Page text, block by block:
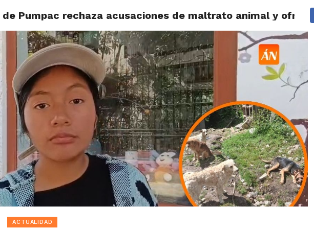
ACTUALIDAD HUARAZ ÁNCASH TÚ ELIGES 2026 POLICIALES
de Pumpac rechaza acusaciones de maltrato animal y ofrece
ACTUALIDAD